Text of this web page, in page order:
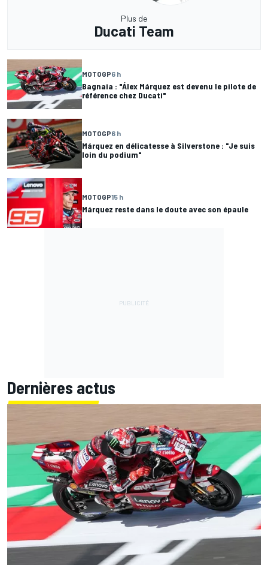
Plus de
Ducati Team
MOTOGP6 h
Bagnaia : "Álex Márquez est devenu le pilote de
référence chez Ducati"
MOTOGP6 h
Márquez en délicatesse à Silverstone : "Je suis
loin du podium"
MOTOGP15 h
Márquez reste dans le doute avec son épaule
Dernières actus